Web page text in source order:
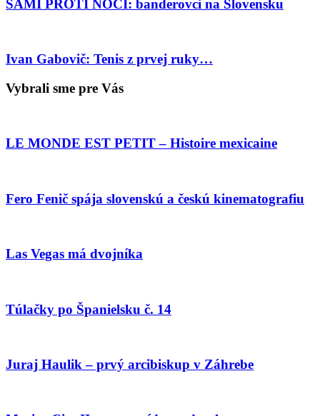
SAMI PROTI NOCI: banderovci na Slovensku
Ivan Gabovič: Tenis z prvej ruky…
Vybrali sme pre Vás
LE MONDE EST PETIT – Histoire mexicaine
Fero Fenič spája slovenskú a českú kinematografiu
Las Vegas má dvojníka
Túlačky po Španielsku č. 14
Juraj Haulik – prvý arcibiskup v Záhrebe